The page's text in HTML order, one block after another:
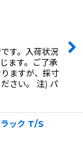
す。入荷状況
ます。ご了承
ますが、採寸
さい。 注) パ
ック T/S